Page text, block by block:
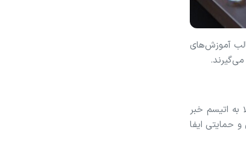
آموزش‌های
به اتیسم خبر
حمایتی ایفا